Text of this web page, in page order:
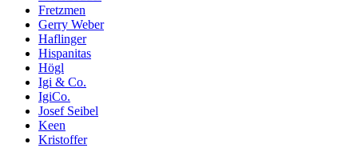
Fretzmen
Gerry Weber
Haflinger
Hispanitas
Högl
Igi & Co.
IgiCo.
Josef Seibel
Keen
Kristoffer